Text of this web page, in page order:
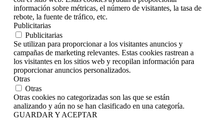
información sobre métricas, el número de visitantes, la tasa de
rebote, la fuente de tráfico, etc.
Publicitarias
Publicitarias
Se utilizan para proporcionar a los visitantes anuncios y
campañas de marketing relevantes. Estas cookies rastrean a
los visitantes en los sitios web y recopilan información para
proporcionar anuncios personalizados.
Otras
Otras
Otras cookies no categorizadas son las que se están
analizando y aún no se han clasificado en una categoría.
GUARDAR Y ACEPTAR